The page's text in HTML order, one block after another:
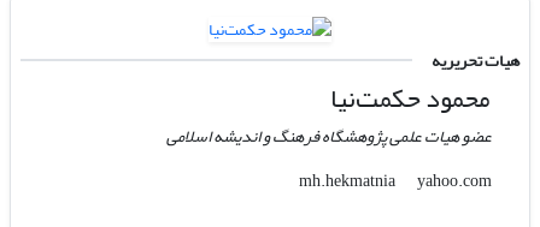
هیات تحریریه
محمود حکمت‌نیا
عضو هیات علمی پژوهشگاه فرهنگ و اندیشه اسلامی
mh.hekmatnia
yahoo.com